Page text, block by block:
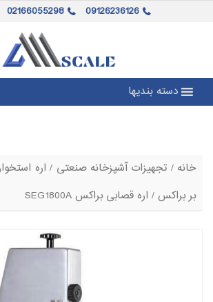
02166055298 09126236126
دسته بندیها
خانه / تجهیزات آشپزخانه صنعتی / اره
بر براکس/ اره قصابی براکس SEG1800A